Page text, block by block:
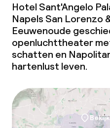
Hotel Sant'Angelo
Napels San Lorenzo
Eeuwenoude
openluchttheater
schatten en
hartenlust leven.